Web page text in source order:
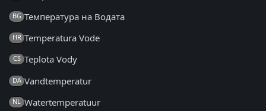
BG Температура на Водата
HR Temperatura Vode
CS Teplota Vody
DA Vandtemperatur
NL Watertemperatuur